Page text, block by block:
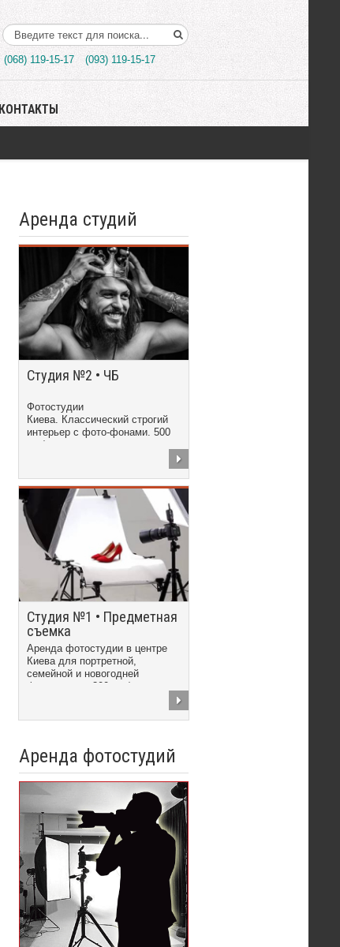
Поиск..
(068) 119-15-17 (093) 119-15-17
КОНТАКТЫ
Аренда студий
Студия №2 • ЧБ
Фотостудии
Киева. Классический строгий
интерьер с фото-фонами. 500
грн/час
Студия №1 • Предметная
съемка
Аренда фотостудии в центре
Киева для портретной,
семейной и новогодней
фотосъемки. 300 грн/час
Аренда фотостудий